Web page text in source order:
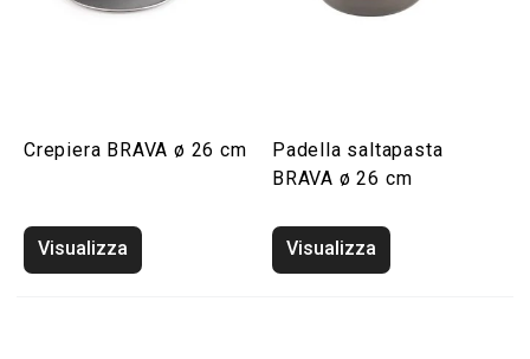
Crepiera BRAVA ø 26 cm
Visualizza
Padella saltapasta
BRAVA ø 26 cm
Visualizza